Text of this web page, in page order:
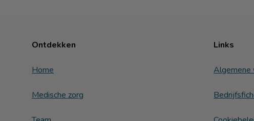
Ontdekken
Home
Medische zorg
Links
Algemene